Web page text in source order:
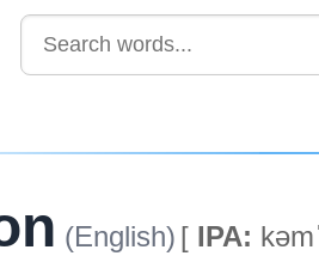
(English) [ IPA: